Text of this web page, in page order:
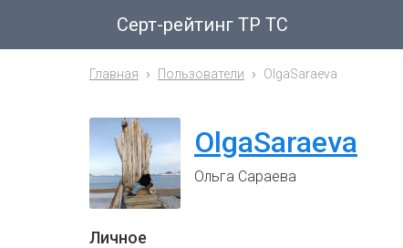
Серт-рейтинг ТР ТС
Главная Пользователи OlgaSaraeva
OlgaSaraeva
Ольга Сараева
Личное